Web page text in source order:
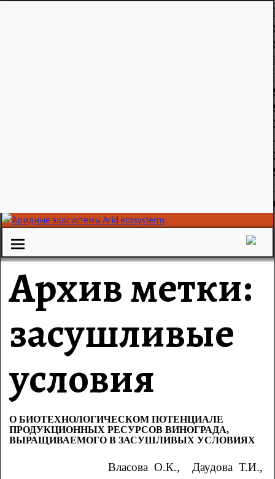
Архив метки:
засушливые
условия
О БИОТЕХНОЛОГИЧЕСКОМ ПОТЕНЦИАЛЕ
ПРОДУКЦИОННЫХ РЕСУРСОВ ВИНОГРАДА,
ВЫРАЩИВАЕМОГО В ЗАСУШЛИВЫХ УСЛОВИЯХ
Власова О.К., Даудова Т.И.,